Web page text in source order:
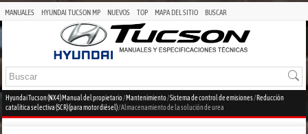
MANUALES HYUNDAI TUCSON MP NUEVOS TOP MAPA DEL SITIO BUSCAR
Hyundai Tucson (NX4) Manual del propietario/Mantenimiento/Sistema de control de emisiones/Reducción
catalítica selectiva (SCR) (para motor diésel)/ Almacenamiento de la solución de urea